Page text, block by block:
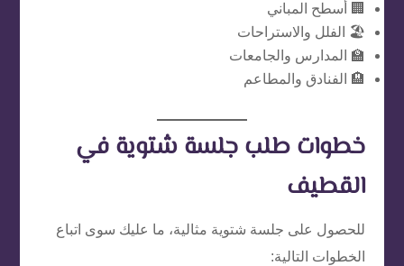
🏢 أسطح المباني
🏖️ الفلل والاستراحات
🏫 المدارس والجامعات
🏨 الفنادق والمطاعم
خطوات طلب جلسة شتوية في
القطيف
للحصول على جلسة شتوية مثالية، ما عليك سوى اتباع
الخطوات التالية: